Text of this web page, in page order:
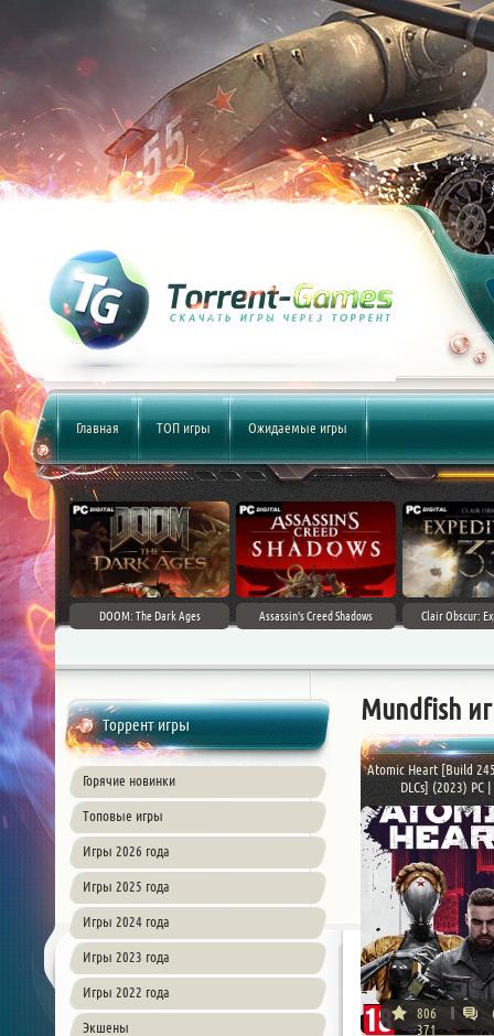
Главная ТОП игры Ожидаемые игры
DOOM: The Dark Ages Assassin's Creed Shadows Clair Obscur:
Торрент игры
Горячие новинки
Топовые игры
Игры 2026 года
Игры 2025 года
Игры 2024 года
Игры 2023 года
Игры 2022 года
Экшены
Mundfish
Atomic Heart [Build
DLCs] (2023) PC
806
371